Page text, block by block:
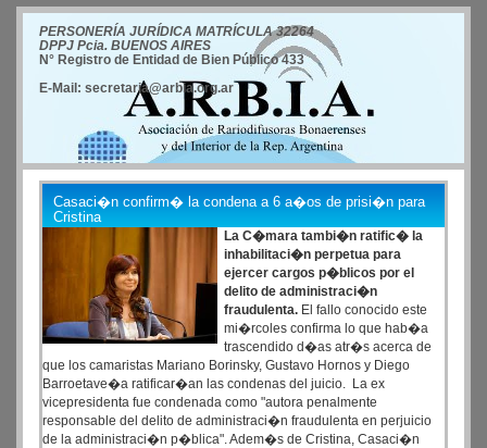
PERSONERÍA JURÍDICA MATRÍCULA 32264
DPPJ Pcia. BUENOS AIRES
N° Registro de Entidad de Bien Público 433
E-Mail: secretaria@arbia.org.ar
Casaci�n confirm� la condena a 6 a�os de prisi�n para
Cristina
La C�mara tambi�n ratific� la
inhabilitaci�n perpetua para
ejercer cargos p�blicos por el
delito de administraci�n
fraudulenta. El fallo conocido este
mi�rcoles confirma lo que hab�a
trascendido d�as atr�s acerca de
que los camaristas Mariano Borinsky, Gustavo Hornos y Diego
Barroetave�a ratificar�an las condenas del juicio. La ex
vicepresidenta fue condenada como "autora penalmente
responsable del delito de administraci�n fraudulenta en perjuicio
de la administraci�n p�blica". Adem�s de Cristina, Casaci�n